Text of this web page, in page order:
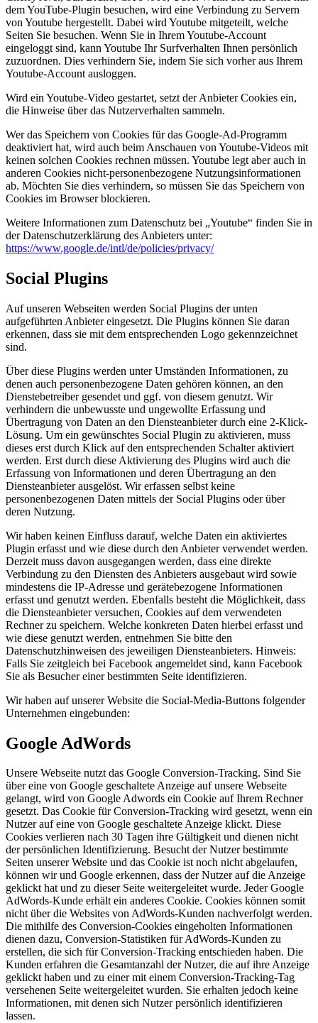
dem YouTube-Plugin besuchen, wird eine Verbindung zu Servern
von Youtube hergestellt. Dabei wird Youtube mitgeteilt, welche
Seiten Sie besuchen. Wenn Sie in Ihrem Youtube-Account
eingeloggt sind, kann Youtube Ihr Surfverhalten Ihnen persönlich
zuzuordnen. Dies verhindern Sie, indem Sie sich vorher aus Ihrem
Youtube-Account ausloggen.
Wird ein Youtube-Video gestartet, setzt der Anbieter Cookies ein,
die Hinweise über das Nutzerverhalten sammeln.
Wer das Speichern von Cookies für das Google-Ad-Programm
deaktiviert hat, wird auch beim Anschauen von Youtube-Videos mit
keinen solchen Cookies rechnen müssen. Youtube legt aber auch in
anderen Cookies nicht-personenbezogene Nutzungsinformationen
ab. Möchten Sie dies verhindern, so müssen Sie das Speichern von
Cookies im Browser blockieren.
Weitere Informationen zum Datenschutz bei „Youtube“ finden Sie in
der Datenschutzerklärung des Anbieters unter:
https://www.google.de/intl/de/policies/privacy/
Social Plugins
Auf unseren Webseiten werden Social Plugins der unten
aufgeführten Anbieter eingesetzt. Die Plugins können Sie daran
erkennen, dass sie mit dem entsprechenden Logo gekennzeichnet
sind.
Über diese Plugins werden unter Umständen Informationen, zu
denen auch personenbezogene Daten gehören können, an den
Dienstebetreiber gesendet und ggf. von diesem genutzt. Wir
verhindern die unbewusste und ungewollte Erfassung und
Übertragung von Daten an den Diensteanbieter durch eine 2-Klick-
Lösung. Um ein gewünschtes Social Plugin zu aktivieren, muss
dieses erst durch Klick auf den entsprechenden Schalter aktiviert
werden. Erst durch diese Aktivierung des Plugins wird auch die
Erfassung von Informationen und deren Übertragung an den
Diensteanbieter ausgelöst. Wir erfassen selbst keine
personenbezogenen Daten mittels der Social Plugins oder über
deren Nutzung.
Wir haben keinen Einfluss darauf, welche Daten ein aktiviertes
Plugin erfasst und wie diese durch den Anbieter verwendet werden.
Derzeit muss davon ausgegangen werden, dass eine direkte
Verbindung zu den Diensten des Anbieters ausgebaut wird sowie
mindestens die IP-Adresse und gerätebezogene Informationen
erfasst und genutzt werden. Ebenfalls besteht die Möglichkeit, dass
die Diensteanbieter versuchen, Cookies auf dem verwendeten
Rechner zu speichern. Welche konkreten Daten hierbei erfasst und
wie diese genutzt werden, entnehmen Sie bitte den
Datenschutzhinweisen des jeweiligen Diensteanbieters. Hinweis:
Falls Sie zeitgleich bei Facebook angemeldet sind, kann Facebook
Sie als Besucher einer bestimmten Seite identifizieren.
Wir haben auf unserer Website die Social-Media-Buttons folgender
Unternehmen eingebunden:
Google AdWords
Unsere Webseite nutzt das Google Conversion-Tracking. Sind Sie
über eine von Google geschaltete Anzeige auf unsere Webseite
gelangt, wird von Google Adwords ein Cookie auf Ihrem Rechner
gesetzt. Das Cookie für Conversion-Tracking wird gesetzt, wenn ein
Nutzer auf eine von Google geschaltete Anzeige klickt. Diese
Cookies verlieren nach 30 Tagen ihre Gültigkeit und dienen nicht
der persönlichen Identifizierung. Besucht der Nutzer bestimmte
Seiten unserer Website und das Cookie ist noch nicht abgelaufen,
können wir und Google erkennen, dass der Nutzer auf die Anzeige
geklickt hat und zu dieser Seite weitergeleitet wurde. Jeder Google
AdWords-Kunde erhält ein anderes Cookie. Cookies können somit
nicht über die Websites von AdWords-Kunden nachverfolgt werden.
Die mithilfe des Conversion-Cookies eingeholten Informationen
dienen dazu, Conversion-Statistiken für AdWords-Kunden zu
erstellen, die sich für Conversion-Tracking entschieden haben. Die
Kunden erfahren die Gesamtanzahl der Nutzer, die auf ihre Anzeige
geklickt haben und zu einer mit einem Conversion-Tracking-Tag
versehenen Seite weitergeleitet wurden. Sie erhalten jedoch keine
Informationen, mit denen sich Nutzer persönlich identifizieren
lassen.